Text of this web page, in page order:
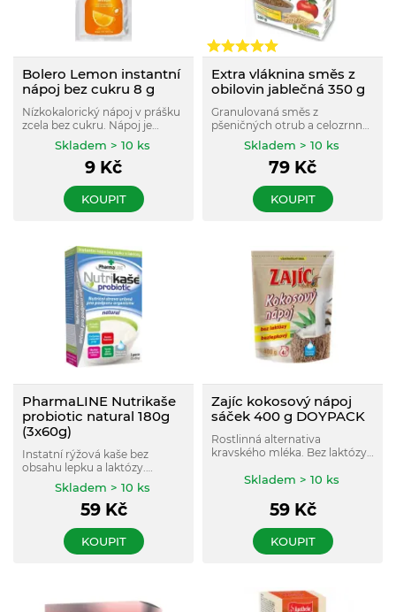
Bolero Lemon instantní
nápoj bez cukru 8 g
Nízkokalorický nápoj v prášku
zcela bez cukru. Nápoj je
slazen Stévií místo klasického
cukru a navíc obohacen
vitamínem C.
Skladem > 10 ks
9 Kč
KOUPIT
Extra vláknina směs z
obilovin jablečná 350 g
Granulovaná směs z
pšeničných otrub a celozrnné
pšeničné mouky obohacený o
jablečnou vlákninu a
jablečnou mouku.
Skladem > 10 ks
79 Kč
KOUPIT
PharmaLINE Nutrikaše
probiotic natural 180g
(3x60g)
Instatní rýžová kaše bez
obsahu lepku a laktózy.
Obsahuje 10 vitamínů a
minerálních prvků,
probiotické kultury Bacillus
coagulans a vysoký obsah
kvalitní vlákniny z čekanky.
Skladem > 10 ks
59Kč
KOUPIT
Zajíc kokosový nápoj
sáček 400 g DOYPACK
Rostlinná alternativa
kravského mléka. Bez laktózy,
Skladem > 10 ks
59Kč
KOUPIT